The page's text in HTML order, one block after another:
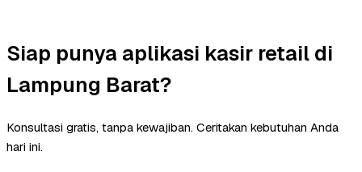
Siap punya aplikasi kasir retail di
Lampung Barat?
Konsultasi gratis, tanpa kewajiban. Ceritakan kebutuhan Anda
hari ini.